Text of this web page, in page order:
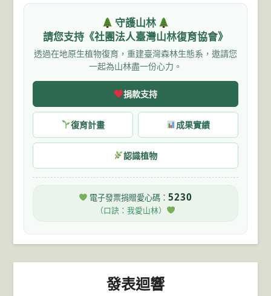
守護山林
請您支持《社團法人臺灣山林復育協會》
透過在地原生植物復育，重建臺灣森林生態系，邀請您
一起為山林盡一份心力。
捐款支持
復育計畫 成果實績
認識植物
電子發票捐贈愛心碼： 5230
（口訣：我愛山林）
發表迴響